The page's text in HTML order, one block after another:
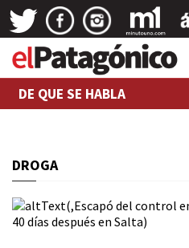
DE QUE SE HABLA
DROGA